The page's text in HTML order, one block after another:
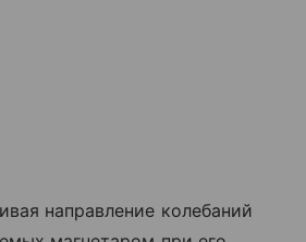
направление колебаний